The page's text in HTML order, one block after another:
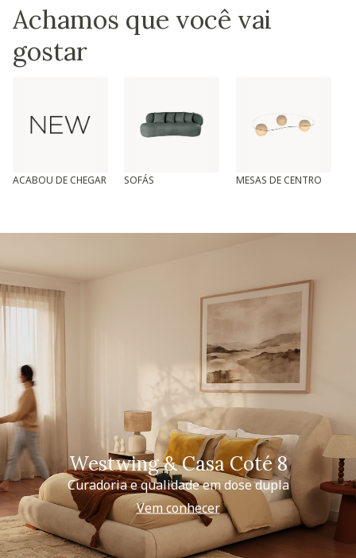
Achamos que você vai
gostar
ACABOU DE CHEGAR SOFÁS MESAS DE CENTRO
Westwing & Casa Coté 8
Curadoria e qualidade em dose dupla
Vem conhecer